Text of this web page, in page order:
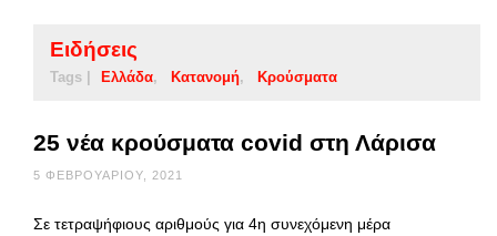
Ειδήσεις
Tags | Ελλάδα Κατανομή Κρούσματα
25 νέα κρούσματα covid στη Λάρισα
5 ΦΕΒΡΟΥΑΡΊΟΥ, 2021
Σε τετραψήφιους αριθμούς για 4η συνεχόμενη μέρα